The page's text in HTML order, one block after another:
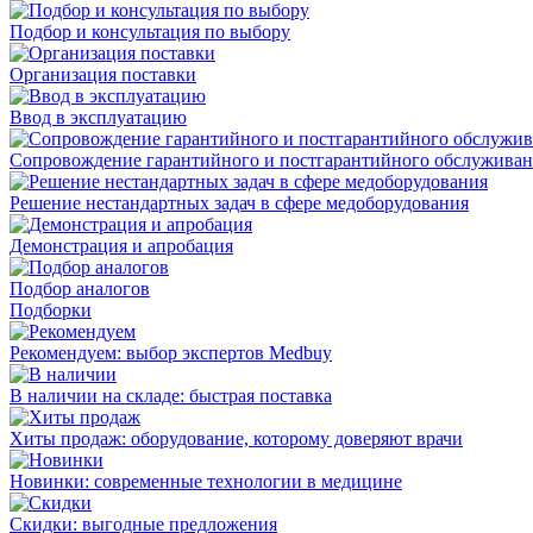
Подбор и консультация по выбору
Организация поставки
Ввод в эксплуатацию
Сопровождение гарантийного и постгарантийного
Решение нестандартных задач в сфере медоборудования
Демонстрация и апробация
Подбор аналогов
Подборки
Рекомендуем: выбор экспертов Medbuy
В наличии на складе: быстрая поставка
Хиты продаж: оборудование, которому доверяют врачи
Новинки: современные технологии в медицине
Скидки: выгодные предложения